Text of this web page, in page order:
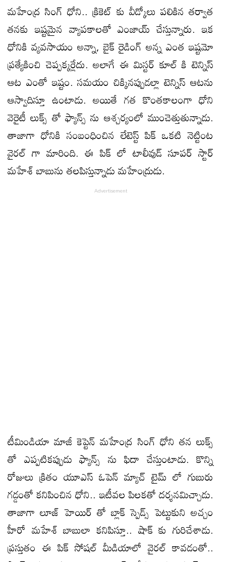
మహేంద్ర సింగ్ ధోని.. క్రికెట్ కు వీడ్కోలు పలికిన తర్వాత
తనకు ఇష్టమైన వ్యాపకాలతో ఎంజాయ్ చేస్తున్నారు. ఇక
ధోనికి వ్యవసాయం అన్నా, బైక్ రైడింగ్ అన్న ఎంత ఇష్టమో
ప్రత్యేకించి చెప్పక్కర్లేదు. అలాగే ఈ మిస్టర్ కూల్ కి టెన్నిస్
ఆట ఎంతో ఇష్టం. సమయం చిక్కినప్పుడల్లా టెన్నిస్ ఆటను
ఆస్వాదిస్తూ ఉంటాడు. అయితే గత కొంతకాలంగా ధోని
వెరైటీ లుక్స్ తో ఫ్యాన్స్ ను ఆశ్చర్యంలో ముంచెత్తుతున్నాడు.
తాజాగా ధోనికి సంబంధించిన లేటెస్ట్ పిక్ ఒకటి నెట్టింట
వైరల్ గా మారింది. ఈ పిక్ లో టాలీవుడ్ సూపర్ స్టార్
మహేశ్ బాబును తలపిస్తున్నాడు మహేంద్రుడు.
టీమిండియా మాజీ కెప్టెన్ మహేంద్ర సింగ్ ధోని తన లుక్స్
తో ఎప్పటికప్పుడు ఫ్యాన్స్ ను ఫిదా చేస్తుంటాడు. కొన్ని
రోజులు క్రితం యూఎస్ ఓపెన్ మ్యాచ్ టైమ్ లో గుబురు
గడ్డంతో కనిపించిన ధోని.. ఇటీవల పిలకతో దర్శనమిచ్చాడు.
తాజాగా లూజ్ హెయిర్ తో బ్లాక్ స్పెడ్స్ పెట్టుకుని అచ్చం
హీరో మహేశ్ బాబులా కనిపిస్తూ.. షాక్ కు గురిచేశాడు.
ప్రస్తుతం ఈ పిక్ సోషల్ మీడియాలో వైరల్ కావడంతో..